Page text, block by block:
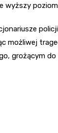
wyższy
możliwej
grożącym